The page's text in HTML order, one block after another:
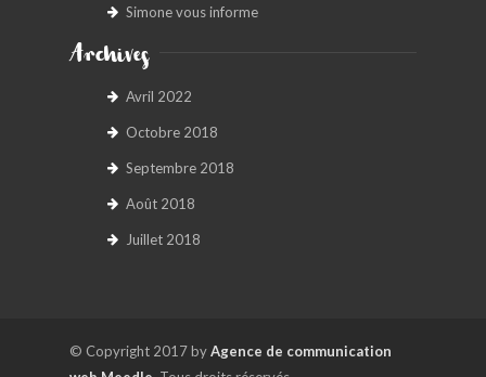
Simone vous informe
Archives
Avril 2022
Octobre 2018
Septembre 2018
Août 2018
Juillet 2018
© Copyright 2017 byAgence de communication